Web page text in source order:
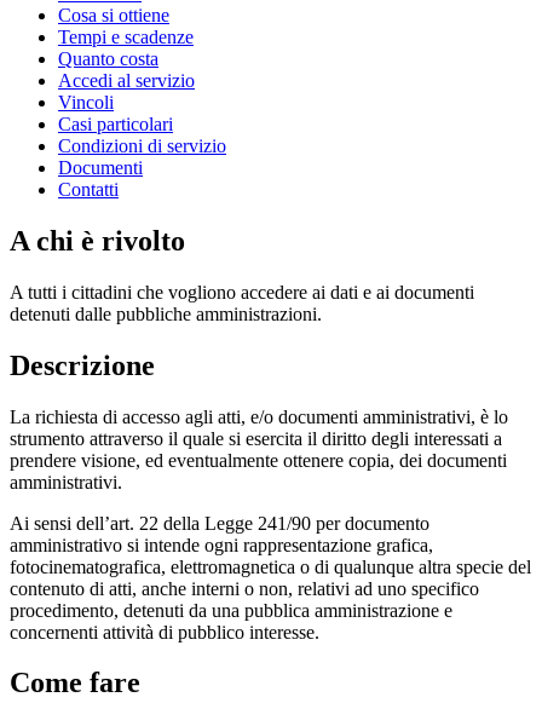
Cosa si ottiene
Tempi e scadenze
Quanto costa
Accedi al servizio
Vincoli
Casi particolari
Condizioni di servizio
Documenti
Contatti
A chi è rivolto
A tutti i cittadini che vogliono accedere ai dati e ai documenti
detenuti dalle pubbliche amministrazioni.
Descrizione
La richiesta di accesso agli atti, e/o documenti amministrativi, è lo
strumento attraverso il quale si esercita il diritto degli interessati a
prendere visione, ed eventualmente ottenere copia, dei documenti
amministrativi.
Ai sensi dell’art. 22 della Legge 241/90 per documento
amministrativo si intende ogni rappresentazione grafica,
fotocinematografica, elettromagnetica o di qualunque altra specie del
contenuto di atti, anche interni o non, relativi ad uno specifico
procedimento, detenuti da una pubblica amministrazione e
concernenti attività di pubblico interesse.
Come fare